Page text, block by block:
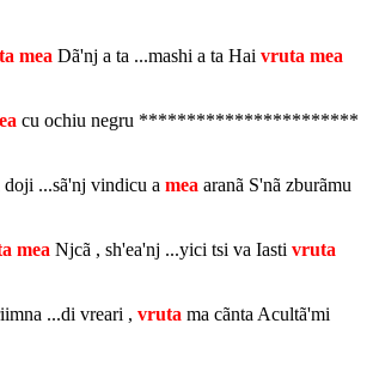
mea Dã'nj a ta ...mashi a ta Hai vruta mea
cu ochiu negru ***********************
doji ...sã'nj vindicu a mea aranã S'nã zburãmu
mea Njcã , sh'ea'nj ...yici tsi va Iasti vruta
...di vreari , vruta ma cãnta Acultã'mi